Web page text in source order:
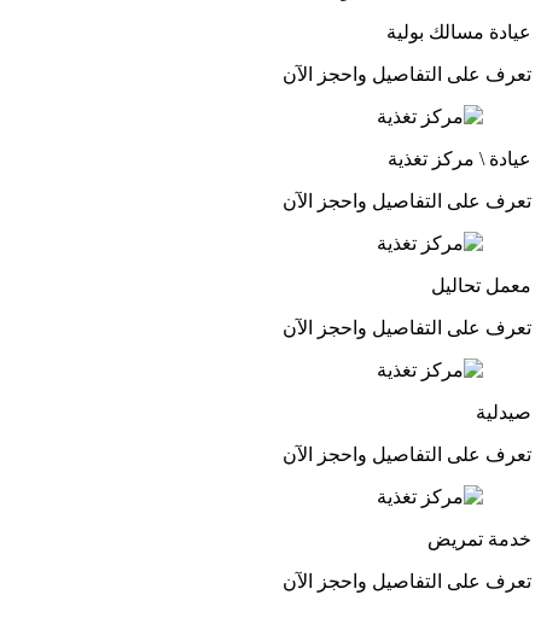
عيادة مسالك بولية
تعرف على التفاصيل واحجز الآن
عيادة \ مركز تغذية
تعرف على التفاصيل واحجز الآن
معمل تحاليل
تعرف على التفاصيل واحجز الآن
صيدلية
تعرف على التفاصيل واحجز الآن
خدمة تمريض
تعرف على التفاصيل واحجز الآن